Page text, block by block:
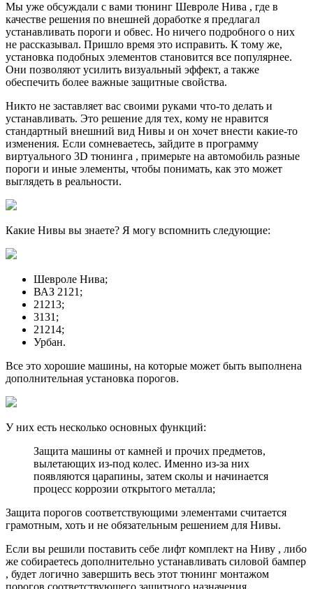
Мы уже обсуждали с вами тюнинг Шевроле Нива , где в
качестве решения по внешней доработке я предлагал
устанавливать пороги и обвес. Но ничего подробного о них
не рассказывал. Пришло время это исправить. К тому же,
установка подобных элементов становится все популярнее.
Они позволяют усилить визуальный эффект, а также
обеспечить более важные защитные свойства.
Никто не заставляет вас своими руками что-то делать и
устанавливать. Это решение для тех, кому не нравится
стандартный внешний вид Нивы и он хочет внести какие-то
изменения. Если сомневаетесь, зайдите в программу
виртуального 3D тюнинга , примерьте на автомобиль разные
пороги и иные элементы, чтобы понимать, как это может
выглядеть в реальности.
Какие Нивы вы знаете? Я могу вспомнить следующие:
Шевроле Нива;
ВАЗ 2121;
21213;
3131;
21214;
Урбан.
Все это хорошие машины, на которые может быть выполнена
дополнительная установка порогов.
У них есть несколько основных функций:
Защита машины от камней и прочих предметов,
вылетающих из-под колес. Именно из-за них
появляются царапины, затем сколы и начинается
процесс коррозии открытого металла;
Защита порогов соответствующими элементами считается
грамотным, хоть и не обязательным решением для Нивы.
Если вы решили поставить себе лифт комплект на Ниву , либо
же собираетесь дополнительно устанавливать силовой бампер
, будет логично завершить весь этот тюнинг монтажом